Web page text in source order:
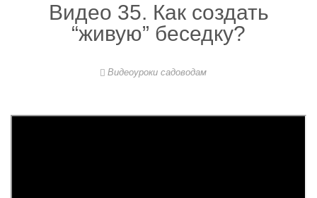
Видео 35. Как создать
“живую” беседку?
Видеоуроки садоводам